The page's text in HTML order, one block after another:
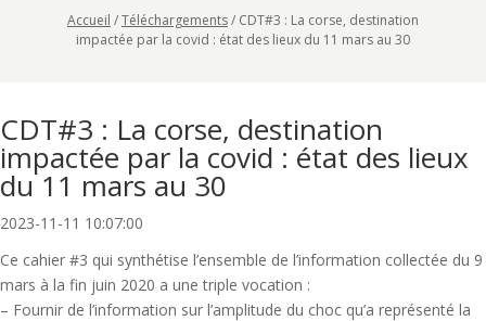
Accueil /Téléchargements/ CDT#3 : La corse, destination
impactée par la covid : état des lieux du 11 mars au 30
CDT#3 : La corse, destination
impactée par la covid : état des lieux
du 11 mars au 30
2023-11-11 10:07:00
Ce cahier #3 qui synthétise l’ensemble de l’information collectée du 9
mars à la fin juin 2020 a une triple vocation :
– Fournir de l’information sur l’amplitude du choc qu’a représenté la